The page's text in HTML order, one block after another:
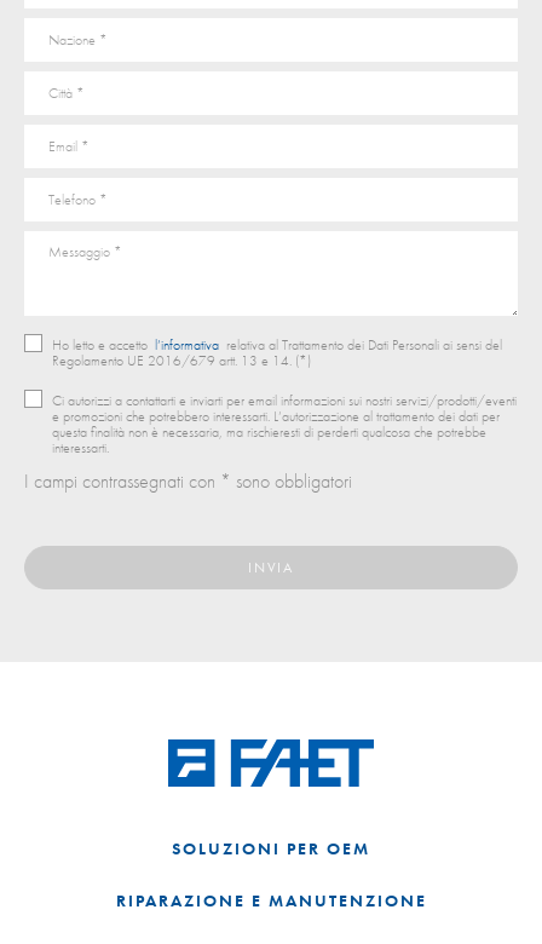
Ho letto e accetto l’informativa relativa al Trattamento dei Dati Personali ai sensi del
Regolamento UE 2016/679 artt. 13 e 14. (*)
Ci autorizzi a contattarti e inviarti per email informazioni sui nostri servizi/prodotti/eventi
e promozioni che potrebbero interessarti. L’autorizzazione al trattamento dei dati per
questa finalità non è necessaria, ma rischieresti di perderti qualcosa che potrebbe
interessarti.
I campi contrassegnati con * sono obbligatori
SOLUZIONI PER OEM
RIPARAZIONE E MANUTENZIONE